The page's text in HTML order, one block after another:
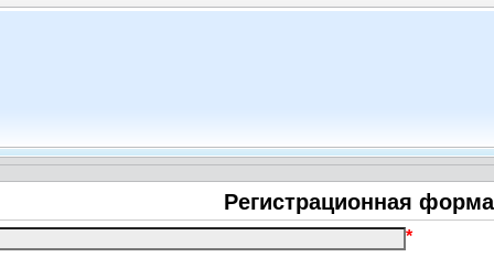
Регистрационная форма
*